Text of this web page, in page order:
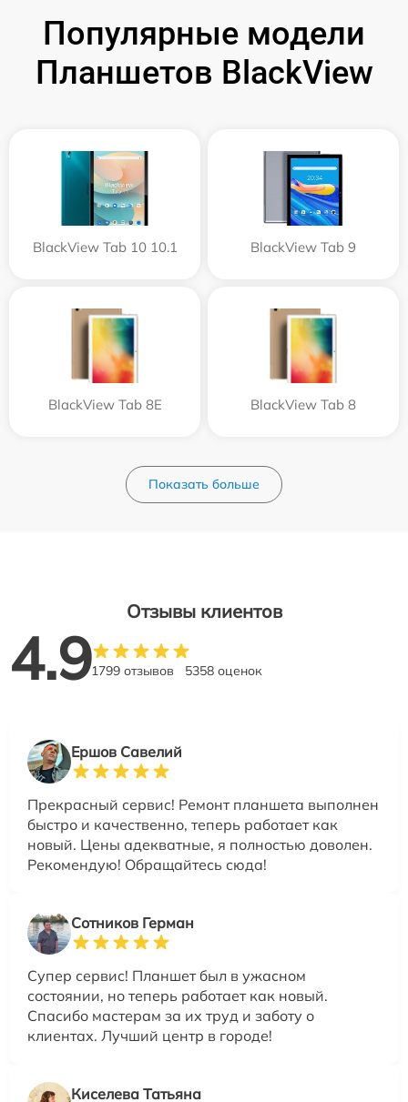
Популярные модели
Планшетов BlackView
BlackView Tab 10 10.1 BlackView Tab 9
BlackView Tab 8E BlackView Tab 8
Показать больше
Отзывы клиентов
4.91799 отзывов 5358 оценок
Ершов Савелий
Прекрасный сервис! Ремонт планшета выполнен
быстро и качественно, теперь работает как
новый. Цены адекватные, я полностью доволен.
Рекомендую! Обращайтесь сюда!
Сотников Герман
Супер сервис! Планшет был в ужасном
состоянии, но теперь работает как новый.
Спасибо мастерам за их труд и заботу о
клиентах. Лучший центр в городе!
Киселева Татьяна